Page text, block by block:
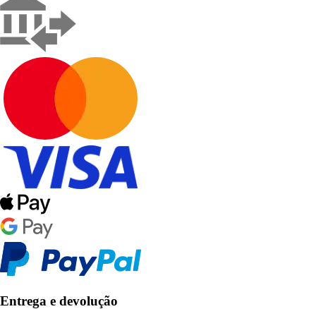
Entrega e devolução